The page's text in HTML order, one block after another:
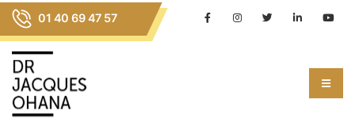
01 40 69 47 57